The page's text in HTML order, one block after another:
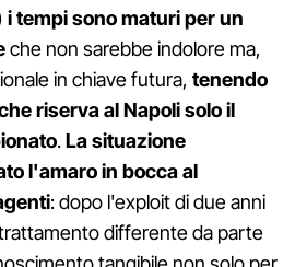
i tempi sono maturi per un
che non sarebbe indolore ma,
in chiave futura, tenendo
riserva al Napoli solo il
.La situazione
l'amaro in bocca al
: dopo l'exploit di due anni
differente da parte